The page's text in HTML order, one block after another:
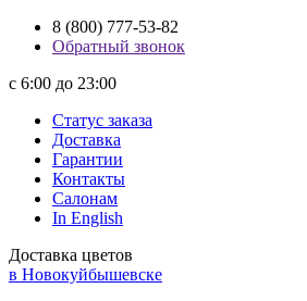
8 (800) 777-53-82
Обратный звонок
с 6:00 до 23:00
Статус заказа
Доставка
Гарантии
Контакты
Салонам
In English
Доставка цветов
в Новокуйбышевске